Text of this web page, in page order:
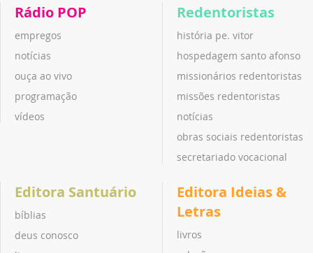
Rádio POP
empregos
notícias
ouça ao vivo
programação
vídeos
Redentoristas
história pe. vitor
hospedagem santo afonso
missionários redentoristas
missões redentoristas
notícias
obras sociais redentoristas
secretariado vocacional
Editora Santuário
bíblias
deus conosco
Editora Ideias &
Letras
livros